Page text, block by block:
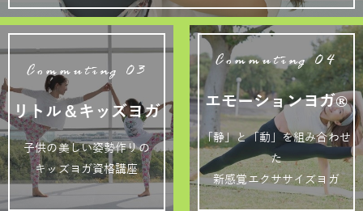
Commuting 03
リトル＆キッズヨガ
子供の美しい姿勢作りの
キッズヨガ資格講座
Commuting 04
エモーションヨガ®
「静」と「動」を組み合わせ
た
新感覚エクササイズヨガ